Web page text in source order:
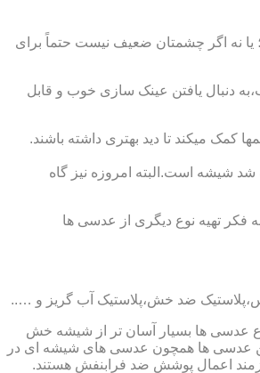
نه اگر چشمتان ضعیف نیست حتماً برای
دنبال یافتن عینک سازی خوب و قابل
میکند تا دید بهتری داشته باشند.
از آن استفاده شد شیشه است.البته امروزه نیز گاه
تهیه نوع دیگری از عدسی ها
عدسی ها بسیار آسان تر از شیشه خش
عدسی ها همچون عدسی های شیشه ای در
اعمال پوشش ضد فرابنفش هستند.